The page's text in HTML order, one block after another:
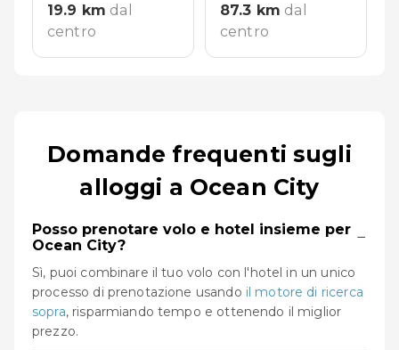
19.9 km dal
centro
87.3 km dal
centro
Domande frequenti sugli
alloggi a Ocean City
Posso prenotare volo e hotel insieme per
Ocean City?
−
Sì, puoi combinare il tuo volo con l'hotel in un unico
processo di prenotazione usando il motore di ricerca
sopra, risparmiando tempo e ottenendo il miglior
prezzo.